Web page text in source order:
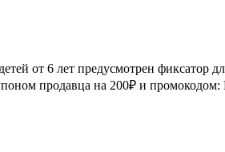
от 6 лет предусмотрен фиксатор
продавца на 200₽ и